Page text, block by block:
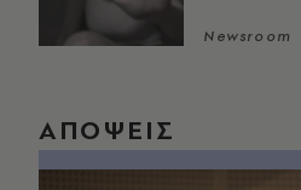
Newsroom
ΑΠΟΨΕΙΣ